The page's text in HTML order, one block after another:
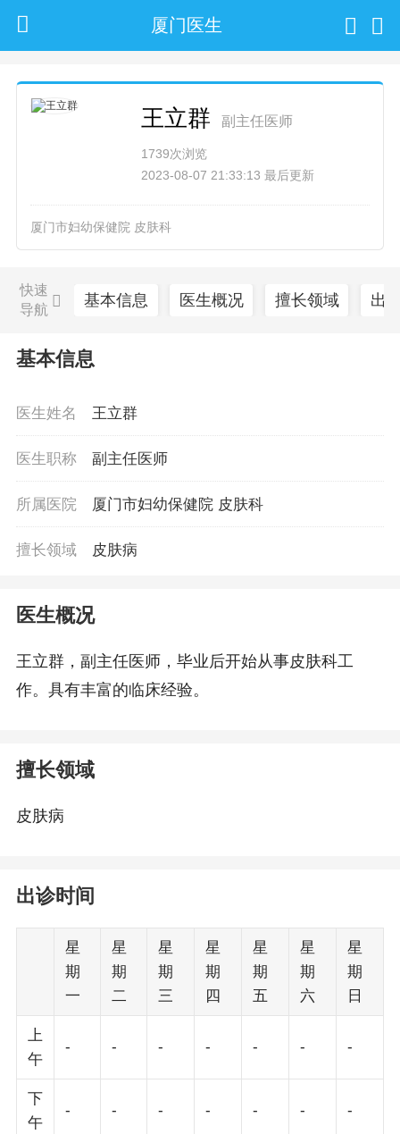
厦门医生
王立群 副主任医师
1739次浏览
2023-08-07 21:33:13 最后更新
厦门市妇幼保健院 皮肤科
快速
导航
基本信息 医生概况 擅长领域 出
基本信息
医生姓名 王立群
医生职称 副主任医师
所属医院 厦门市妇幼保健院 皮肤科
擅长领域 皮肤病
医生概况
王立群，副主任医师，毕业后开始从事皮肤科工
作。具有丰富的临床经验。
擅长领域
皮肤病
出诊时间
星
期
一
星
期
二
星
期
三
星
期
四
星
期
五
星
期
六
星
期
日
上
午
- - - - - - -
下
午
- - - - - - -